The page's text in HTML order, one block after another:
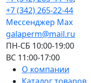
+7 (342) 265-22-44
Мессенджер Мах
galaperm@mail.ru
ПН-СБ 10:00-19:00
ВС 11:00-17:00
О компании